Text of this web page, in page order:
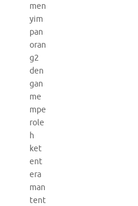
men
yim
pan
oran
g2
den
gan
me
mpe
role
h
ket
ent
era
man
tent